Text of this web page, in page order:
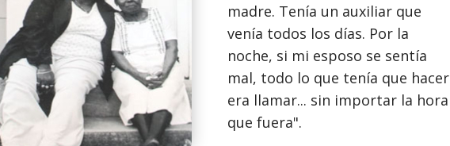
madre. Tenía un auxiliar que
venía todos los días. Por la
noche, si mi esposo se sentía
mal, todo lo que tenía que hacer
era llamar... sin importar la hora
que fuera".